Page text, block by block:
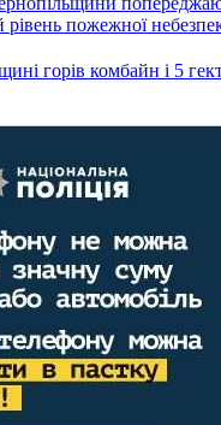
рівень пожежної
горів комбайн і 5